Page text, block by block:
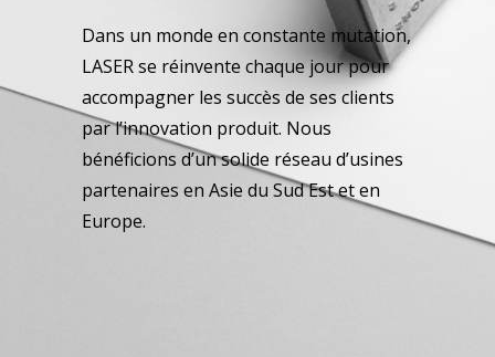
Dans un monde en constante mutation,
LASER se réinvente chaque jour pour
accompagner les succès de ses clients
par l’innovation produit. Nous
bénéficions d’un solide réseau d’usines
partenaires en Asie du Sud Est et en
Europe.